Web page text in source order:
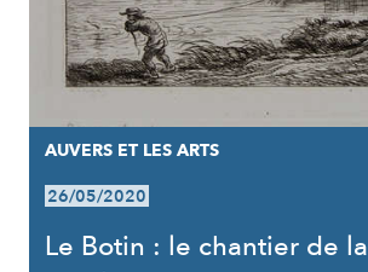
AUVERS ET LES ARTS
26/05/2020
Le Botin : le chantier de la